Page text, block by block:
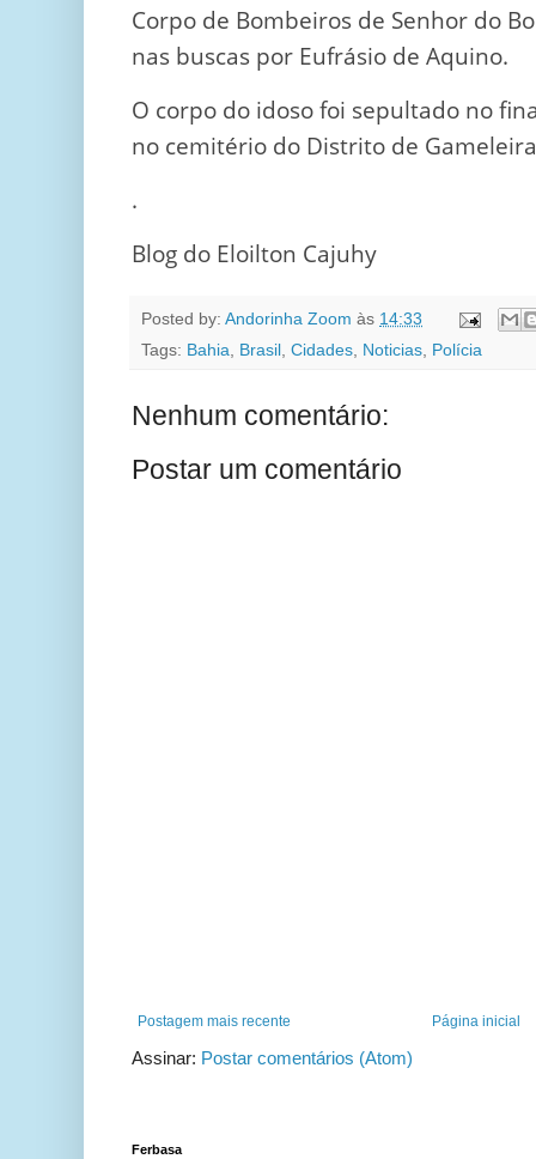
Corpo de Bombeiros de Senhor do
nas buscas por Eufrásio de Aquino.
O corpo do idoso foi sepultado no
no cemitério do Distrito de
.
Blog do Eloilton Cajuhy
Posted by: Andorinha Zoom às 14:33
Tags: Bahia, Brasil , Cidades, Noticias, Polícia
Nenhum comentário:
Postar um comentário
Postagem mais recente Página inicial
Assinar: Postar comentários (Atom)
Ferbasa